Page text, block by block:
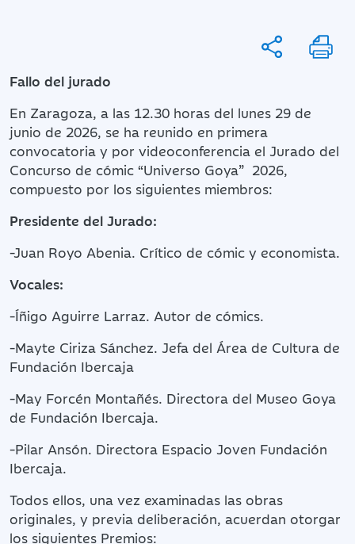
Fallo del jurado
En Zaragoza, a las 12.30 horas del lunes 29 de
junio de 2026, se ha reunido en primera
convocatoria y por videoconferencia el Jurado del
Concurso de cómic “Universo Goya” 2026,
compuesto por los siguientes miembros:
Presidente del Jurado:
-Juan Royo Abenia. Crítico de cómic y economista.
Vocales:
-Íñigo Aguirre Larraz. Autor de cómics.
-Mayte Ciriza Sánchez. Jefa del Área de Cultura de
Fundación Ibercaja
-May Forcén Montañés. Directora del Museo Goya
de Fundación Ibercaja.
-Pilar Ansón. Directora Espacio Joven Fundación
Ibercaja.
Todos ellos, una vez examinadas las obras
originales, y previa deliberación, acuerdan otorgar
los siguientes Premios: